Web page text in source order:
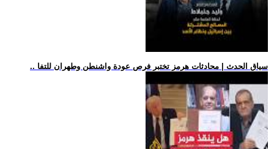
.. سياق الحدث | محادثات هرمز تختبر فرص عودة واشنطن وطهران للتفا